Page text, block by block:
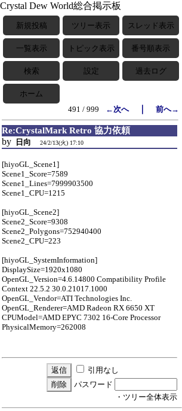
Crystal Dew World総合掲示板
新規投稿 ツリー表示 スレッド表示
一覧表示 トピック表示 番号順表示
検索 設定 過去ログ
ホーム
491 / 999
←次へ｜ 前へ→
Re:CrystalMark Retro 協力依頼
by 日向 24/2/13(火) 17:10
[hiyoGL_Scene1]
Scene1_Score=7589
Scene1_Lines=7999903500
Scene1_CPU=1215
[hiyoGL_Scene2]
Scene2_Score=9308
Scene2_Polygons=752940400
Scene2_CPU=223
[hiyoGL_SystemInformation]
DisplaySize=1920x1080
OpenGL_Version=4.6.14800 Compatibility Profile
Context 22.5.2 30.0.21017.1000
OpenGL_Vendor=ATI Technologies Inc.
OpenGL_Renderer=AMD Radeon RX 6650 XT
CPUModel=AMD EPYC 7302 16-Core Processor
PhysicalMemory=262008
引用なし
パスワード
・ツリー全体表示